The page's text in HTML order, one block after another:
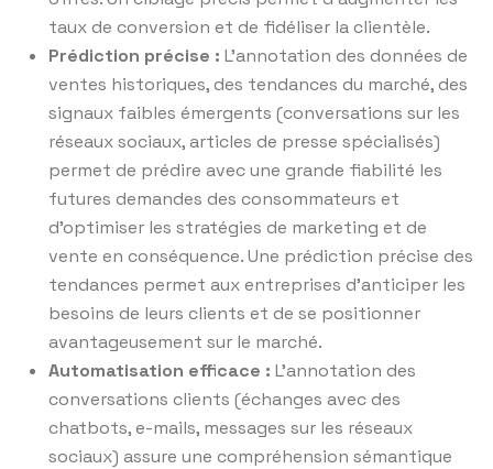
taux de conversion et de fidéliser la clientèle.
Prédiction précise : L’annotation des données de
ventes historiques, des tendances du marché, des
signaux faibles émergents (conversations sur les
réseaux sociaux, articles de presse spécialisés)
permet de prédire avec une grande fiabilité les
futures demandes des consommateurs et
d’optimiser les stratégies de marketing et de
vente en conséquence. Une prédiction précise des
tendances permet aux entreprises d’anticiper les
besoins de leurs clients et de se positionner
avantageusement sur le marché.
Automatisation efficace : L’annotation des
conversations clients (échanges avec des
chatbots, e-mails, messages sur les réseaux
sociaux) assure une compréhension sémantique